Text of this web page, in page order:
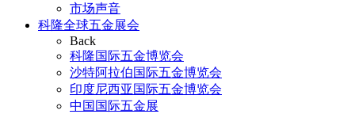
市场声音
科隆全球五金展会
Back
科隆国际五金博览会
沙特阿拉伯国际五金博览会
印度尼西亚国际五金博览会
中国国际五金展